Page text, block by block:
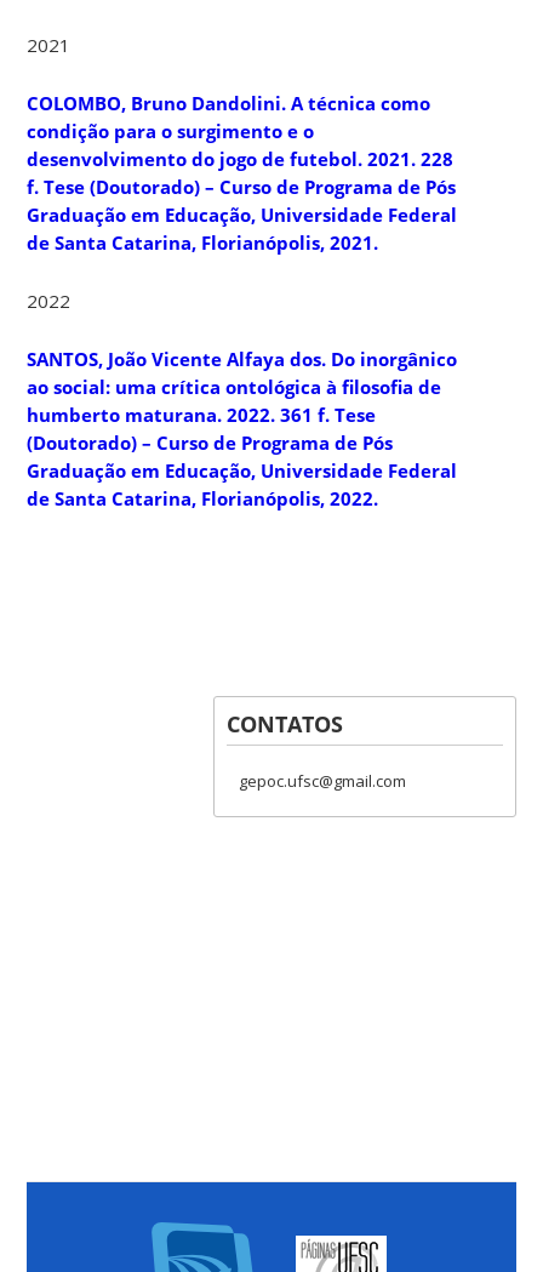
2021
COLOMBO, Bruno Dandolini.A técnica como
condição para o surgimento e o
desenvolvimento do jogo de futebol. 2021. 228
f. Tese (Doutorado) – Curso de Programa de Pós
Graduação em Educação, Universidade Federal
de Santa Catarina, Florianópolis, 2021.
2022
SANTOS, João Vicente Alfaya dos. Do inorgânico
ao social: uma crítica ontológica à filosofia de
humberto maturana. 2022. 361 f. Tese
(Doutorado) – Curso de Programa de Pós
Graduação em Educação, Universidade Federal
de Santa Catarina, Florianópolis, 2022.
CONTATOS
gepoc.ufsc@gmail.com